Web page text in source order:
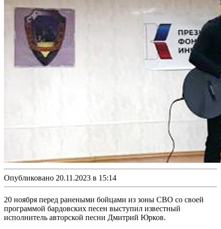
Опубликовано 20.11.2023 в 15:14
20 ноября перед ранеными бойцами из зоны СВО со своей
программой бардовских песен выступил известный
исполнитель авторской песни Дмитрий Юрков.